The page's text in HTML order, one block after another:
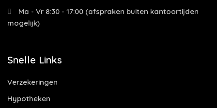
Ma - Vr 8:30 - 17:00 (afspraken buiten kantoortijden
mogelijk)
Snelle Links
Verzekeringen
Hypotheken